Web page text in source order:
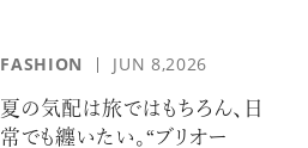
FASHION JUN 8,2026
夏の気配は旅ではもちろん、日
常でも纏いたい。“ブリオー